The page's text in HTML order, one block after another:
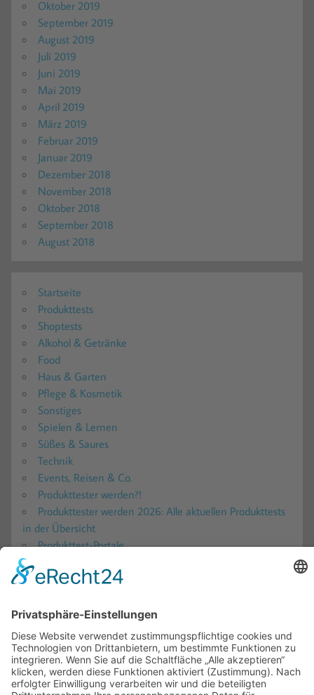
Oktober 2019
September 2019
August 2019
Juli 2019
Juni 2019
Mai 2019
April 2019
März 2019
Februar 2019
Januar 2019
Dezember 2018
November 2018
Oktober 2018
September 2018
August 2018
Startseite
Produkttests
Shoptests
Alkohol & Getränke
Food
Haus & Garten
Pflege & Kosmetik
Sonstiges
Spielen & Lernen
Süßes & Saures
Technik
Events, Reisen & Co.
Produkttester werden?!
Produkttester werden 2026: Alle aktuellen Produkttests
in der Übersicht
Produkttest-Portale
Blogs – Produkttests, Reisen und mehr!
Teilnahmebedingungen
Für Firmen
Kooperationen
Impressum
Datenschutz